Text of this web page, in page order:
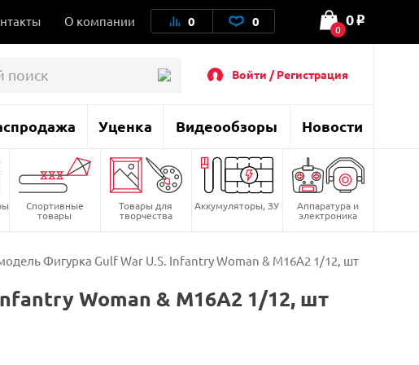
О компании 0 0 0
0 o
Войти / Регистрация
Уценка Видеообзоры Новости
Спортивные
товары
Товары для
творчества
Аккумуляторы, ЗУ Аппаратура и
электроника
Фигурка Gulf War U.S. Infantry Woman & M16A2 1/12, шт
Woman & M16A2 1/12, шт